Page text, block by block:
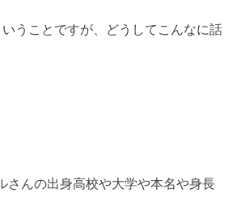
うことですが、どうしてこんなに話
さんの出身高校や大学や本名や身長